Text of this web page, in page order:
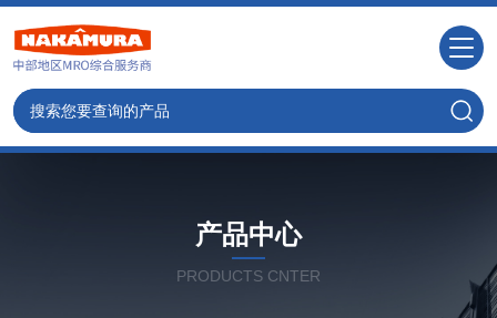
产品中心
PRODUCTS CNTER